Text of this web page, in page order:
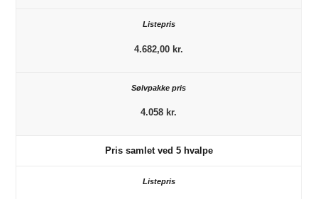
4.682,00 kr.
4.058 kr.
Pris samlet ved 5 hvalpe